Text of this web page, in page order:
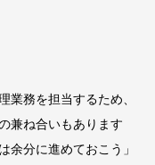
業務を担当するため、
兼ね合いもあります
余分に進めておこう」